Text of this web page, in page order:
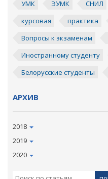
УМК ЭУМК СНИЛ
курсовая
практика
Вопросы к экзаменам
Иностранному студенту
Белорусские студенты
АРХИВ
2018
2019
2020